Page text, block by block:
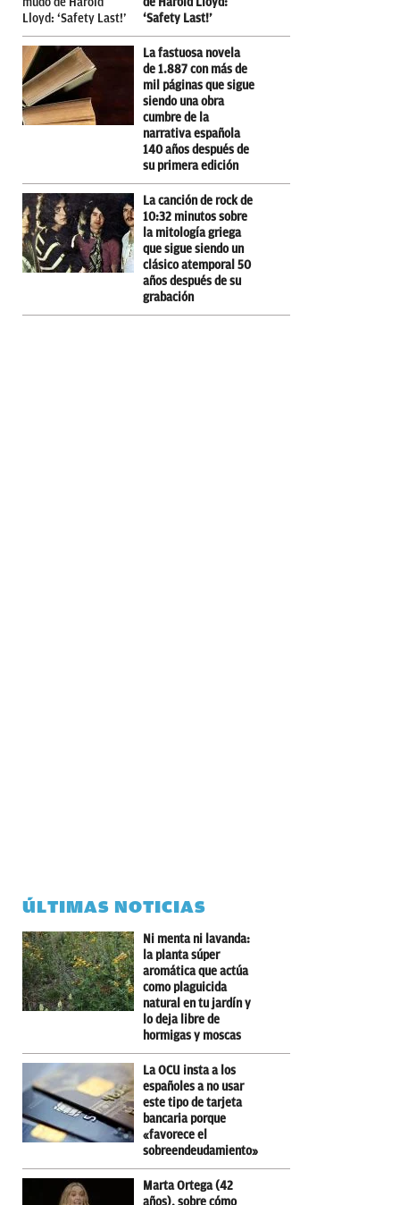
‘Safety Last!’
La fastuosa novela
de 1.887 con más de
mil páginas que sigue
siendo una obra
cumbre de la
narrativa española
140 años después de
su primera edición
La canción de rock de
10:32 minutos sobre
la mitología griega
que sigue siendo un
clásico atemporal 50
años después de su
grabación
ÚLTIMAS NOTICIAS
Ni menta ni lavanda:
la planta súper
aromática que actúa
como plaguicida
natural en tu jardín y
lo deja libre de
hormigas y moscas
La OCU insta a los
españoles a no usar
este tipo de tarjeta
bancaria porque
«favorece el
sobreendeudamiento»
Marta Ortega (42
años), sobre cómo